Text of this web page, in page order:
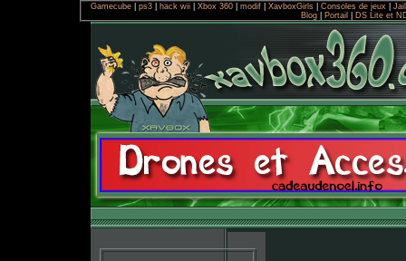
Gamecube| ps3| hack wii| Xbox 360| modif| XavboxGirls| Consoles de jeux|
Blog
Portail DS Lite et